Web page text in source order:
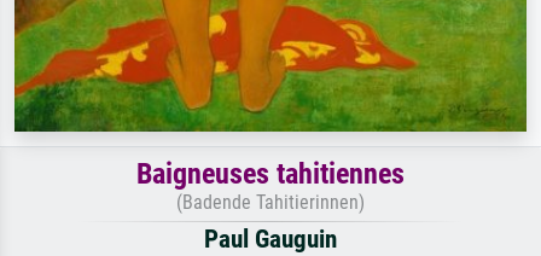
Baigneuses tahitiennes
(Badende Tahitierinnen)
Paul Gauguin